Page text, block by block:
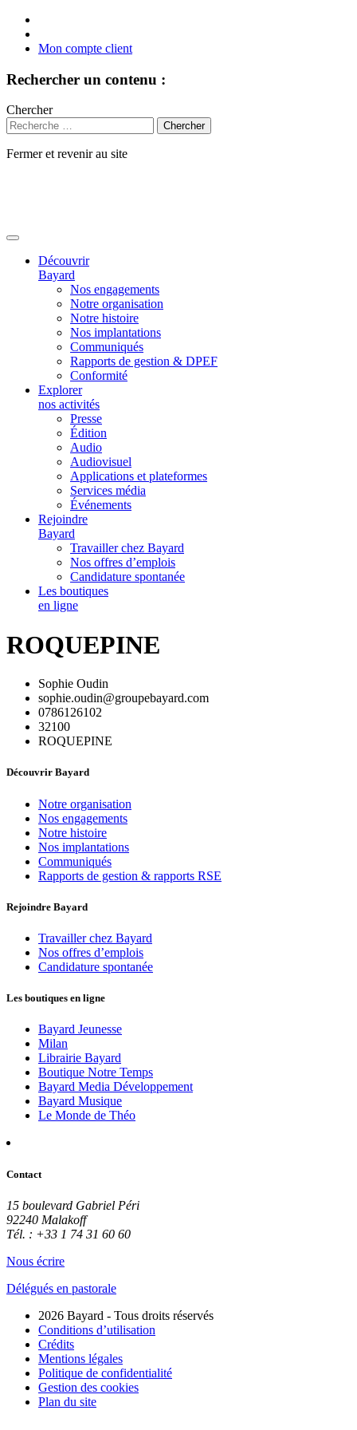
Mon compte client
Rechercher un contenu :
Chercher
Fermer et revenir au site
Découvrir
Bayard
Nos engagements
Notre organisation
Notre histoire
Nos implantations
Communiqués
Rapports de gestion & DPEF
Conformité
Explorer
nos activités
Presse
Édition
Audio
Audiovisuel
Applications et plateformes
Services média
Événements
Rejoindre
Bayard
Travailler chez Bayard
Nos offres d’emplois
Candidature spontanée
Les boutiques
en ligne
ROQUEPINE
Sophie Oudin
sophie.oudin@groupebayard.com
0786126102
32100
ROQUEPINE
Découvrir Bayard
Notre organisation
Nos engagements
Notre histoire
Nos implantations
Communiqués
Rapports de gestion & rapports RSE
Rejoindre Bayard
Travailler chez Bayard
Nos offres d’emplois
Candidature spontanée
Les boutiques en ligne
Bayard Jeunesse
Milan
Librairie Bayard
Boutique Notre Temps
Bayard Media Développement
Bayard Musique
Le Monde de Théo
Contact
15 boulevard Gabriel Péri
92240 Malakoff
Tél. : +33 1 74 31 60 60
Nous écrire
Délégués en pastorale
2026 Bayard - Tous droits réservés
Conditions d’utilisation
Crédits
Mentions légales
Politique de confidentialité
Gestion des cookies
Plan du site